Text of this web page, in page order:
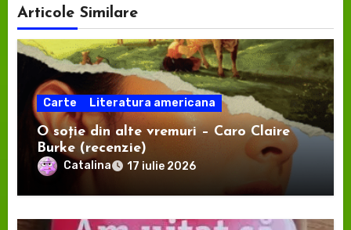
Articole Similare
Carte Literatura americana
O soție din alte vremuri – Caro Claire
Burke (recenzie)
Catalina 17 iulie 2026